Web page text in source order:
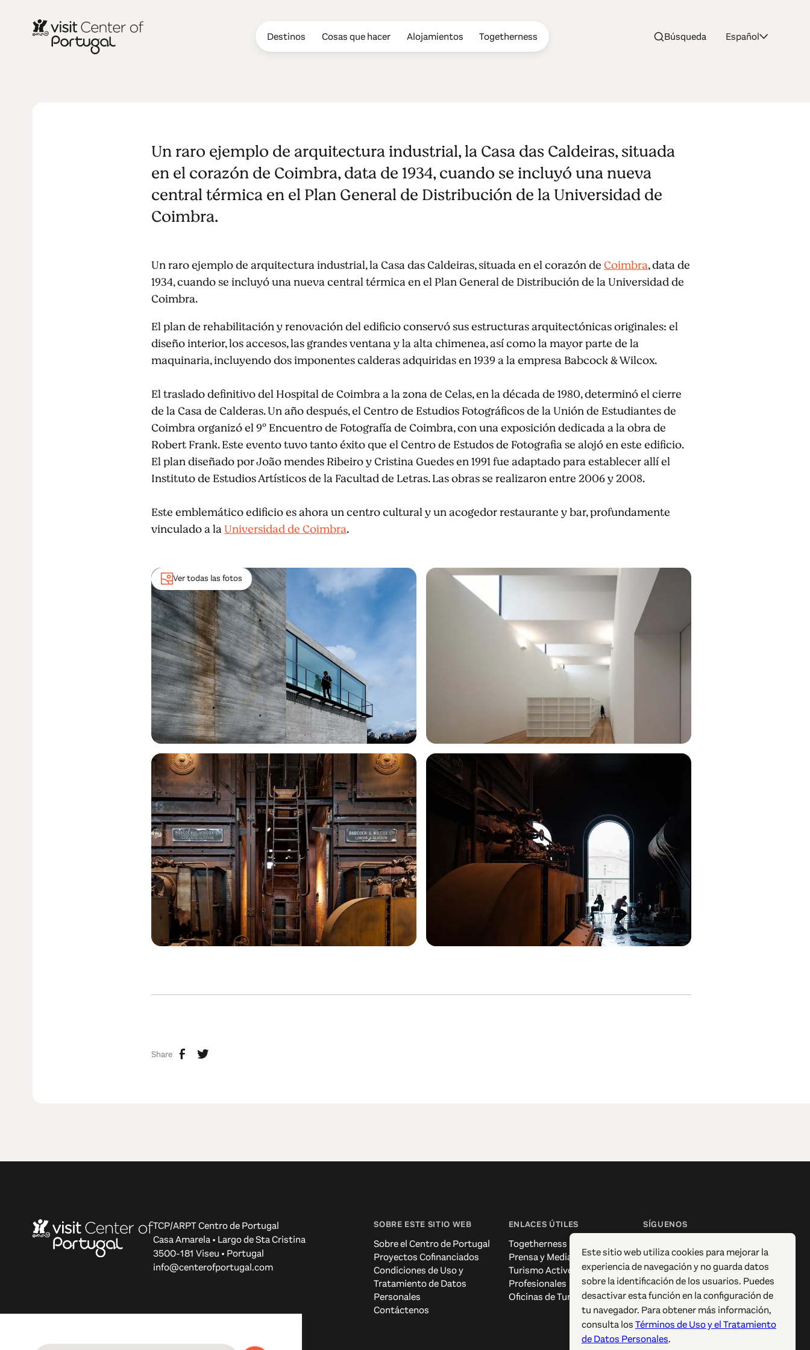
Destinos Cosas que hacer Alojamientos Togetherness Búsqueda Español
Casa das Caldeiras
Un raro ejemplo de arquitectura industrial, la Casa das Caldeiras, situada
en el corazón de Coimbra, data de 1934, cuando se incluyó una nueva
central térmica en el Plan General de Distribución de la Universidad de
Coimbra.
Un raro ejemplo de arquitectura industrial, la Casa das Caldeiras, situada en el corazón deCoimbra, data de
1934, cuando se incluyó una nueva central térmica en el Plan General de Distribución de la Universidad de
Coimbra.
El plan de rehabilitación y renovación del edificio conservó sus estructuras arquitectónicas originales: el
diseño interior, los accesos, las grandes ventana y la alta chimenea, así como la mayor parte de la
maquinaria, incluyendo dos imponentes calderas adquiridas en 1939 a la empresa Babcock & Wilcox.
El traslado definitivo del Hospital de Coimbra a la zona de Celas, en la década de 1980, determinó el cierre
de la Casa de Calderas. Un año después, el Centro de Estudios Fotográficos de la Unión de Estudiantes de
Coimbra organizó el 9º Encuentro de Fotografía de Coimbra, con una exposición dedicada a la obra de
Robert Frank. Este evento tuvo tanto éxito que el Centro de Estudos de Fotografia se alojó en este edificio.
El plan diseñado por João mendes Ribeiro y Cristina Guedes en 1991 fue adaptado para establecer allí el
Instituto de Estudios Artísticos de la Facultad de Letras. Las obras se realizaron entre 2006 y 2008.
Este emblemático edificio es ahora un centro cultural y un acogedor restaurante y bar, profundamente
vinculado a laUniversidad de Coimbra.
Ver todas las fotos
Share
TCP/ARPT Centro de Portugal
Casa Amarela • Largo de Sta Cristina
3500-181 Viseu • Portugal
info@centerofportugal.com
SOBRE ESTE SITIO WEB
Sobre el Centro de Portugal
Proyectos Cofinanciados
Condiciones de Uso y
Tratamiento de Datos
Personales
Contáctenos
ENLACES ÚTILES
Togetherness
Prensa y Media
Turismo Activo
Profesionales
Oficinas de Turismo
SÍGUENOS
Instagram
X / Twitter
Pinterest
YouTube
Este sitio web utiliza cookies para mejorar la
experiencia de navegación y no guarda datos
sobre la identificación de los usuarios. Puedes
desactivar esta función en la configuración de
tu navegador. Para obtener más información,
consulta losTérminos de Uso y el Tratamiento
de Datos Personales.